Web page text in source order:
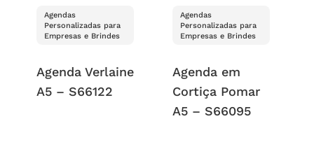
Agendas
Personalizadas para
Empresas e Brindes
Agenda Verlaine
A5 – S66122
Agendas
Personalizadas para
Empresas e Brindes
Agenda em
Cortiça Pomar
A5 – S66095